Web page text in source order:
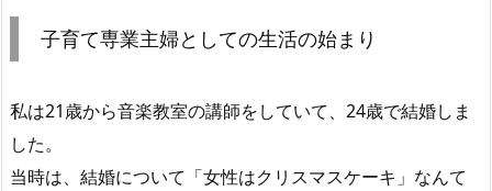
子育て専業主婦としての生活の始まり
私は21歳から音楽教室の講師をしていて、24歳で結婚しま
した。
当時は、結婚について「女性はクリスマスケーキ」なんて